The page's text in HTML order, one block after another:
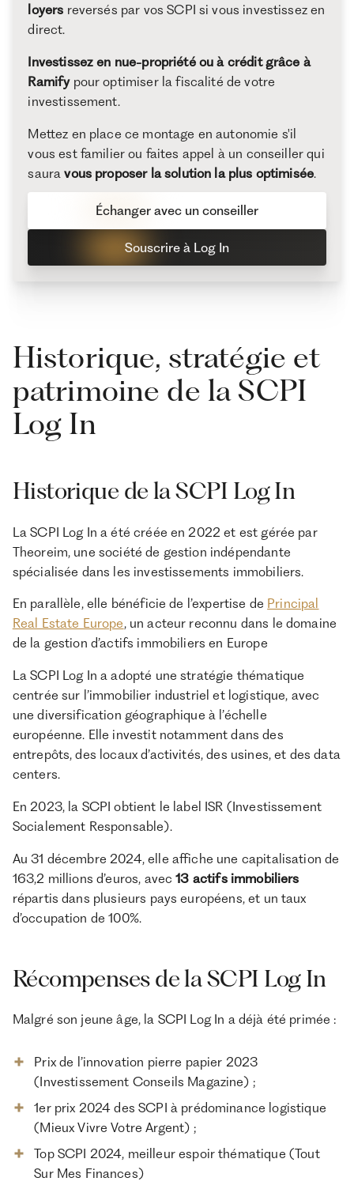
loyers reversés par vos SCPI si vous investissez en
direct.
Investissez en nue-propriété ou à crédit grâce à
Ramifypour optimiser la fiscalité de votre
investissement.
Mettez en place ce montage en autonomie s'il
vous est familier ou faites appel à un conseiller qui
sauravous proposer la solution la plus optimisée.
Souscrire à Log In
Échanger avec un conseiller
Historique, stratégie et
patrimoine de la SCPI
Log In
Historique de la SCPI Log In
La SCPI Log In a été créée en 2022 et est gérée par
Theoreim, une société de gestion indépendante
spécialisée dans les investissements immobiliers.
En parallèle, elle bénéficie de l’expertise de Principal
Real Estate Europe, un acteur reconnu dans le domaine
de la gestion d’actifs immobiliers en Europe​
La SCPI Log In a adopté une stratégie thématique
centrée sur l’immobilier industriel et logistique, avec
une diversification géographique à l’échelle
européenne. Elle investit notamment dans des
entrepôts, des locaux d’activités, des usines, et des data
centers.​
En 2023, la SCPI obtient le label ISR (Investissement
Socialement Responsable).
​Au 31 décembre 2024, elle affiche une capitalisation de
163,2 millions d’euros, avec13 actifs immobiliers
répartis dans plusieurs pays européens, et un taux
d’occupation de 100%.
Récompenses de la SCPI Log In
Malgré son jeune âge, la SCPI Log In a déjà été primée :
Prix de l’innovation pierre papier 2023
(Investissement Conseils Magazine) ;
1er prix 2024 des SCPI à prédominance logistique
(Mieux Vivre Votre Argent) ;
Top SCPI 2024, meilleur espoir thématique (Tout
Sur Mes Finances)